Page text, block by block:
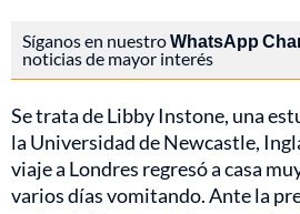
Síganos en nuestroWhatsApp
noticias de mayor interés
Se trata de Libby Instone, una
la Universidad de Newcastle,
viaje a Londres regresó a casa
varios días vomitando. Ante la